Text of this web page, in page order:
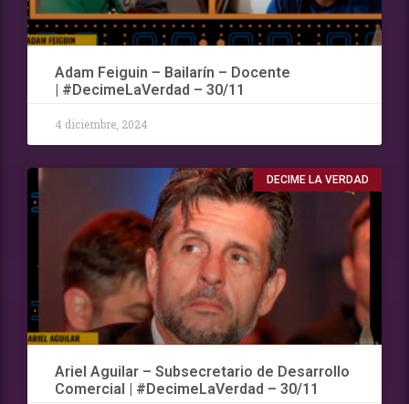
Adam Feiguin – Bailarín – Docente
| #DecimeLaVerdad – 30/11
4 diciembre, 2024
DECIME LA VERDAD
Ariel Aguilar – Subsecretario de Desarrollo
Comercial | #DecimeLaVerdad – 30/11